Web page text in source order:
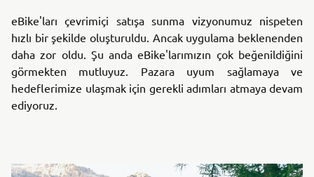
eBike'ları çevrimiçi satışa sunma vizyonumuz nispeten
hızlı bir şekilde oluşturuldu. Ancak uygulama beklenenden
daha zor oldu. Şu anda eBike'larımızın çok beğenildiğini
görmekten mutluyuz. Pazara uyum sağlamaya ve
hedeflerimize ulaşmak için gerekli adımları atmaya devam
ediyoruz.